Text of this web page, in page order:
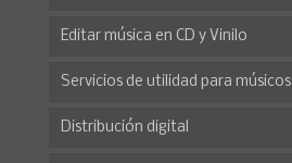
Editar música en CD y Vinilo
Servicios de utilidad para músicos
Distribución digital